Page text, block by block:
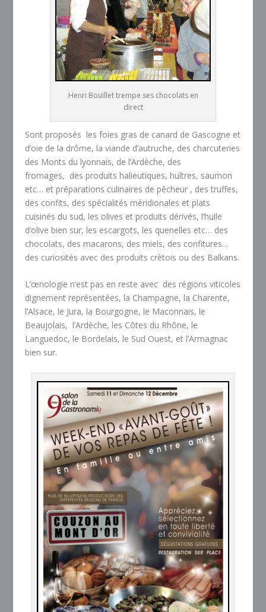
Henri Bouillet trempe ses chocolats en
direct
Sont proposés les foies gras de canard de Gascogne et
d’oie de la drôme, la viande d’autruche, des charcuteries
des Monts du lyonnais, de l’Ardèche, des
fromages, des produits halieutiques, huîtres, saumon
etc… et préparations culinaires de pêcheur , des truffes,
des confits, des spécialités méridionales et plats
cuisinés du sud, les olives et produits dérivés, l’huile
d’olive bien sur, les escargots, les quenelles etc… des
chocolats, des macarons, des miels, des confitures…
des curiosités avec des produits crètois ou des Balkans.
L’œnologie n’est pas en reste avec des régions viticoles
dignement représentées, la Champagne, la Charente,
l’Alsace, le Jura, la Bourgogne, le Maconnais, le
Beaujolais, l’Ardèche, les Côtes du Rhône, le
Languedoc, le Bordelais, le Sud Ouest, et l’Armagnac
bien sur.